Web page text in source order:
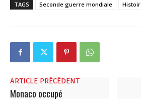
TAGS Seconde guerre mondiale
ARTICLE PRÉCÉDENT
Monaco occupé